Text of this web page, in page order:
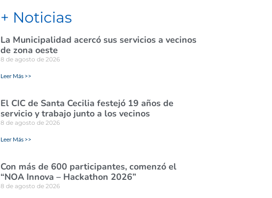
+ Noticias
La Municipalidad acercó sus servicios a vecinos
de zona oeste
8 de agosto de 2026
Leer Más >>
El CIC de Santa Cecilia festejó 19 años de
servicio y trabajo junto a los vecinos
8 de agosto de 2026
Leer Más >>
Con más de 600 participantes, comenzó el
“NOA Innova – Hackathon 2026”
8 de agosto de 2026